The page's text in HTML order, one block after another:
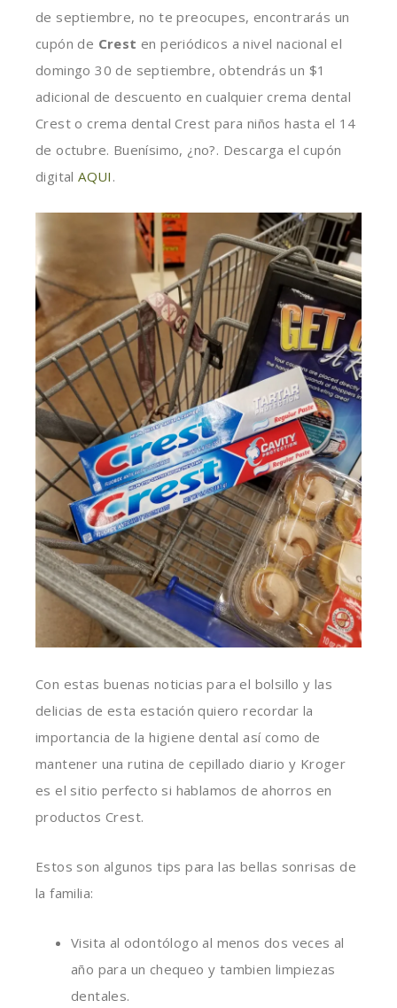
de septiembre, no te preocupes, encontrarás un
cupón de Crest en periódicos a nivel nacional el
domingo 30 de septiembre, obtendrás un $1
adicional de descuento en cualquier crema dental
Crest o crema dental Crest para niños hasta el 14
de octubre. Buenísimo, ¿no?. Descarga el cupón
digitalAQUI .
Con estas buenas noticias para el bolsillo y las
delicias de esta estación quiero recordar la
importancia de la higiene dental así como de
mantener una rutina de cepillado diario y Kroger
es el sitio perfecto si hablamos de ahorros en
productos Crest.
Estos son algunos tips para las bellas sonrisas de
la familia:
Visita al odontólogo al menos dos veces al
año para un chequeo y tambien limpiezas
dentales.